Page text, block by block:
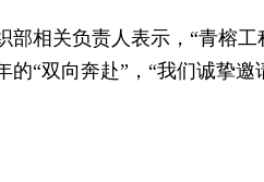
部相关负责人表示，“青榕
的“双向奔赴”，“我们诚挚